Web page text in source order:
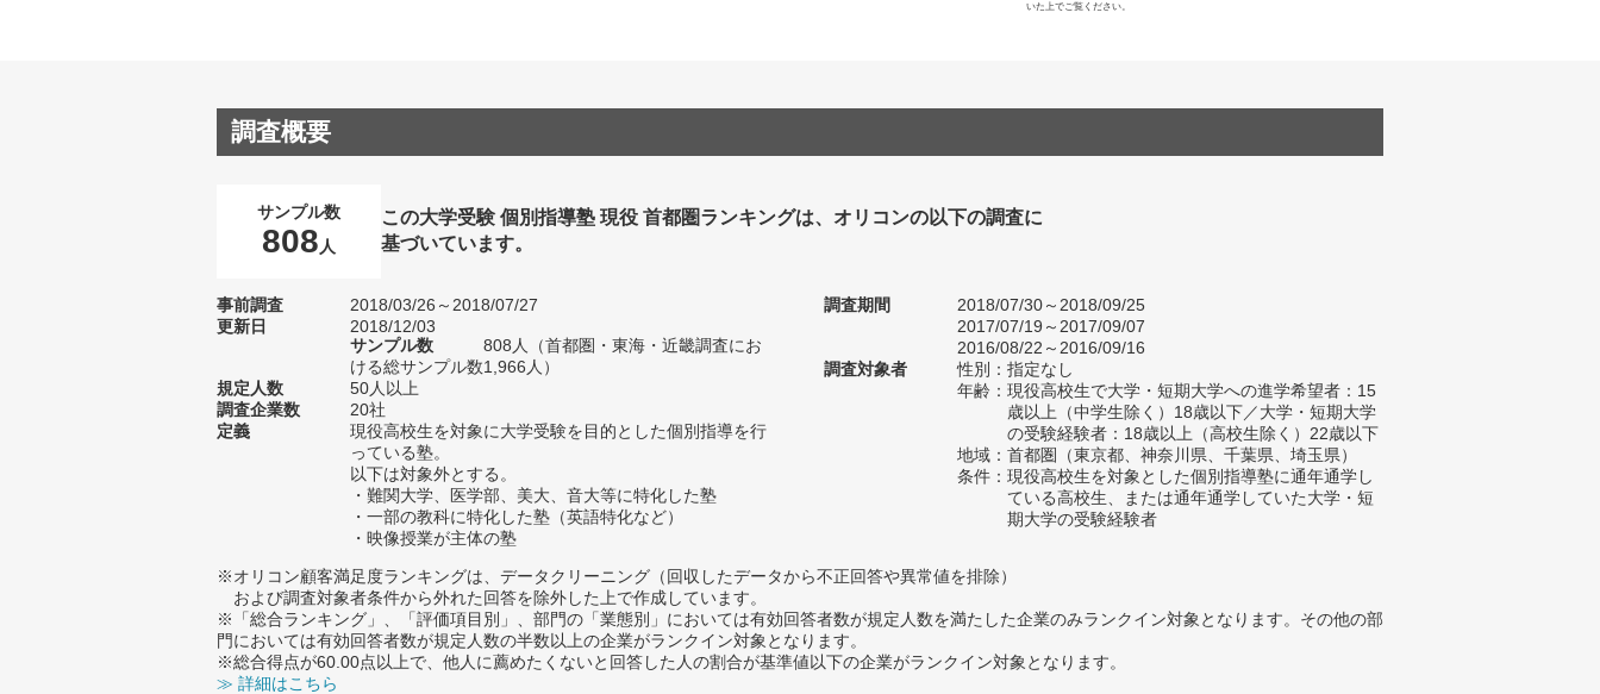
いた上でご覧ください。
調査概要
サンプル数
808 人
この大学受験 個別指導塾 現役 首都圏ランキングは、オリコンの以下の調査に
基づいています。
事前調査
2018/03/26～2018/07/27
更新日
2018/12/03
サンプル数
808人（首都圏・東海・近畿調査にお
ける総サンプル数1,966人）
規定人数
50人以上
調査企業数
20社
定義
現役高校生を対象に大学受験を目的とした個別指導を行
っている塾。
以下は対象外とする。
・難関大学、医学部、美大、音大等に特化した塾
・一部の教科に特化した塾（英語特化など）
・映像授業が主体の塾
調査期間
2018/07/30～2018/09/25
2017/07/19～2017/09/07
2016/08/22～2016/09/16
調査対象者
性別：指定なし
年齢：現役高校生で大学・短期大学への進学希望者：15
歳以上（中学生除く）18歳以下／大学・短期大学
の受験経験者：18歳以上（高校生除く）22歳以下
地域：首都圏（東京都、神奈川県、千葉県、埼玉県）
条件：現役高校生を対象とした個別指導塾に通年通学し
ている高校生、または通年通学していた大学・短
期大学の受験経験者
※オリコン顧客満足度ランキングは、データクリーニング（回収したデータから不正回答や異常値を排除）
および調査対象者条件から外れた回答を除外した上で作成しています。
※「総合ランキング」、「評価項目別」、部門の「業態別」においては有効回答者数が規定人数を満たした企業のみランクイン対象となります。その他の部
門においては有効回答者数が規定人数の半数以上の企業がランクイン対象となります。
※総合得点が60.00点以上で、他人に薦めたくないと回答した人の割合が基準値以下の企業がランクイン対象となります。
≫ 詳細はこちら